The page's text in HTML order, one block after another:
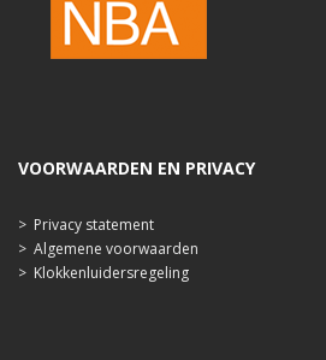
VOORWAARDEN EN PRIVACY
> Privacy statement
> Algemene voorwaarden
> Klokkenluidersregeling